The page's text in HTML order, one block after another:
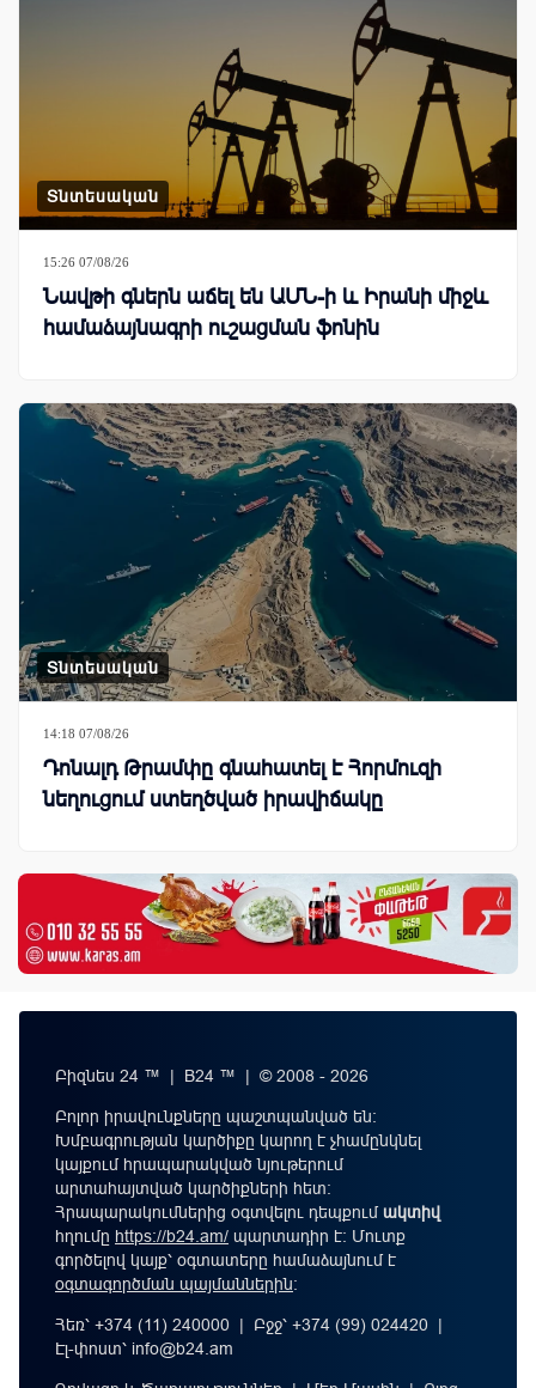
Տնտեսական
15:26 07/08/26
Նավթի գներն աճել են ԱՄՆ-ի և Իրանի միջև
համաձայնագրի ուշացման ֆոնին
Տնտեսական
14:18 07/08/26
Դոնալդ Թրամփը գնահատել է Հորմուզի
նեղուցում ստեղծված իրավիճակը
Բիզնես 24 ™ | B24 ™ | © 2008 - 2026
Բոլոր իրավունքները պաշտպանված են:
Խմբագրության կարծիքը կարող է չհամընկնել
կայքում հրապարակված նյութերում
արտահայտված կարծիքների հետ:
Հրապարակումներից օգտվելու դեպքումակտիվ
հղումը https://b24.am/ պարտադիր է: Մուտք
գործելով կայք՝ օգտատերը համաձայնում է
օգտագործման պայմաններին։
Հեռ՝ +374 (11) 240000 | Բջջ՝ +374 (99) 024420 |
Էլ-փոստ՝ info@b24.am